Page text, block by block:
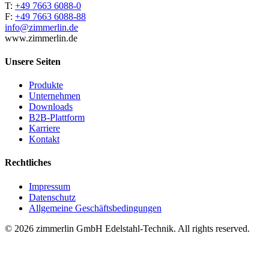
T: +49 7663 6088-0
F: +49 7663 6088-88
info@zimmerlin.de
www.zimmerlin.de
Unsere Seiten
Produkte
Unternehmen
Downloads
B2B-Plattform
Karriere
Kontakt
Rechtliches
Impressum
Datenschutz
Allgemeine Geschäftsbedingungen
© 2026 zimmerlin GmbH Edelstahl-Technik. All rights reserved.